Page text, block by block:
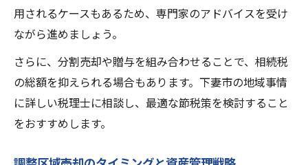
用されるケースもあるため、専門家のアドバイスを受け
ながら進めましょう。
さらに、分割売却や贈与を組み合わせることで、相続税
の総額を抑えられる場合もあります。下妻市の地域事情
に詳しい税理士に相談し、最適な節税策を検討すること
をおすすめします。